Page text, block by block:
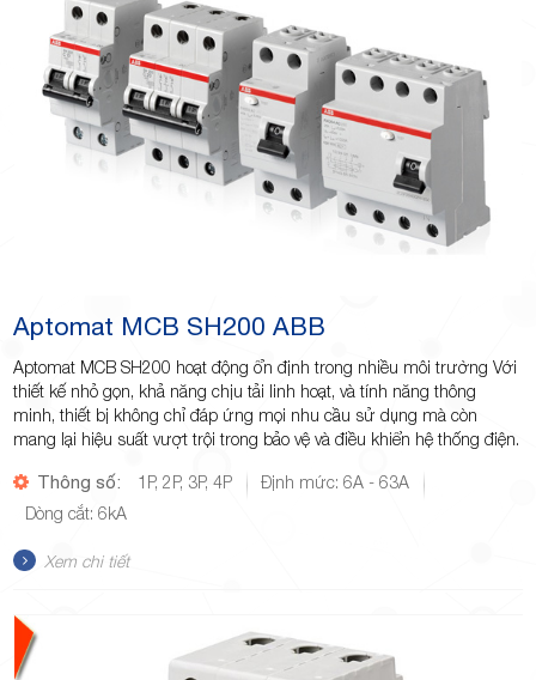
Aptomat MCB SH200 ABB
Aptomat MCB SH200 hoạt động ổn định trong nhiều môi trường Với
thiết kế nhỏ gọn, khả năng chịu tải linh hoạt, và tính năng thông
minh, thiết bị không chỉ đáp ứng mọi nhu cầu sử dụng mà còn
mang lại hiệu suất vượt trội trong bảo vệ và điều khiển hệ thống điện.
Thông số: 1P, 2P, 3P, 4P
Định mức: 6A - 63A
Dòng cắt: 6kA
Xem chi tiết